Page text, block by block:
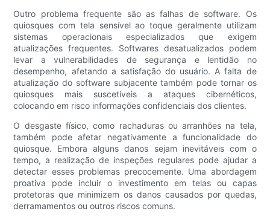
Outro problema frequente são as falhas de software. Os
quiosques com tela sensível ao toque geralmente utilizam
sistemas operacionais especializados que exigem
atualizações frequentes. Softwares desatualizados podem
levar a vulnerabilidades de segurança e lentidão no
desempenho, afetando a satisfação do usuário. A falta de
atualização do software subjacente também pode tornar os
quiosques mais suscetíveis a ataques cibernéticos,
colocando em risco informações confidenciais dos clientes.
O desgaste físico, como rachaduras ou arranhões na tela,
também pode afetar negativamente a funcionalidade do
quiosque. Embora alguns danos sejam inevitáveis ​​com o
tempo, a realização de inspeções regulares pode ajudar a
detectar esses problemas precocemente. Uma abordagem
proativa pode incluir o investimento em telas ou capas
protetoras que minimizem os danos causados ​​por quedas,
derramamentos ou outros riscos comuns.